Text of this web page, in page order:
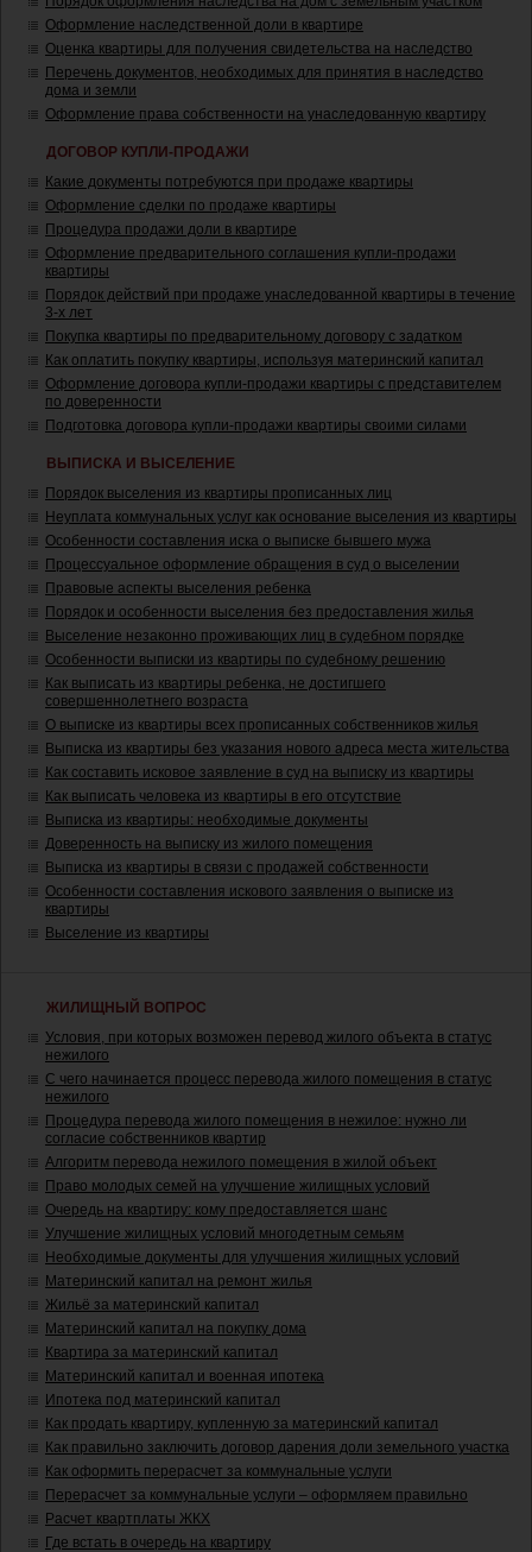
Оформление наследственной доли в квартире
Оценка квартиры для получения свидетельства на наследство
Перечень документов, необходимых для принятия в наследство
дома и земли
Оформление права собственности на унаследованную квартиру
ДОГОВОР КУПЛИ-ПРОДАЖИ
Какие документы потребуются при продаже квартиры
Оформление сделки по продаже квартиры
Процедура продажи доли в квартире
Оформление предварительного соглашения купли-продажи
квартиры
Порядок действий при продаже унаследованной квартиры в течение
3-х лет
Покупка квартиры по предварительному договору с задатком
Как оплатить покупку квартиры, используя материнский капитал
Оформление договора купли-продажи квартиры с представителем
по доверенности
Подготовка договора купли-продажи квартиры своими силами
ВЫПИСКА И ВЫСЕЛЕНИЕ
Порядок выселения из квартиры прописанных лиц
Неуплата коммунальных услуг как основание выселения из квартиры
Особенности составления иска о выписке бывшего мужа
Процессуальное оформление обращения в суд о выселении
Правовые аспекты выселения ребенка
Порядок и особенности выселения без предоставления жилья
Выселение незаконно проживающих лиц в судебном порядке
Особенности выписки из квартиры по судебному решению
Как выписать из квартиры ребенка, не достигшего
совершеннолетнего возраста
О выписке из квартиры всех прописанных собственников жилья
Выписка из квартиры без указания нового адреса места жительства
Как составить исковое заявление в суд на выписку из квартиры
Как выписать человека из квартиры в его отсутствие
Выписка из квартиры: необходимые документы
Доверенность на выписку из жилого помещения
Выписка из квартиры в связи с продажей собственности
Особенности составления искового заявления о выписке из
квартиры
Выселение из квартиры
ЖИЛИЩНЫЙ ВОПРОС
Условия, при которых возможен перевод жилого объекта в статус
нежилого
С чего начинается процесс перевода жилого помещения в статус
нежилого
Процедура перевода жилого помещения в нежилое: нужно ли
согласие собственников квартир
Алгоритм перевода нежилого помещения в жилой объект
Право молодых семей на улучшение жилищных условий
Очередь на квартиру: кому предоставляется шанс
Улучшение жилищных условий многодетным семьям
Необходимые документы для улучшения жилищных условий
Материнский капитал на ремонт жилья
Жильё за материнский капитал
Материнский капитал на покупку дома
Квартира за материнский капитал
Материнский капитал и военная ипотека
Ипотека под материнский капитал
Как продать квартиру, купленную за материнский капитал
Как правильно заключить договор дарения доли земельного участка
Как оформить перерасчет за коммунальные услуги
Перерасчет за коммунальные услуги – оформляем правильно
Расчет квартплаты ЖКХ
Где встать в очередь на квартиру